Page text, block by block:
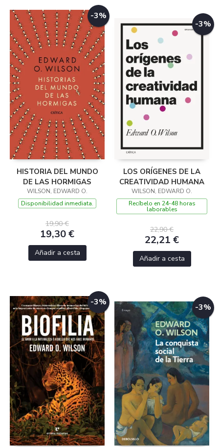
-3%
HISTORIA DEL MUNDO
DE LAS HORMIGAS
WILSON, EDWARD O.
Disponibilidad inmediata.
19,90 €
19,30 €
Añadir a cesta
-3%
LOS ORÍGENES DE LA
CREATIVIDAD HUMANA
WILSON, EDWARD O.
Recíbelo en 24-48 horas
laborables
22,90 €
22,21 €
Añadir a cesta
-3% -3%